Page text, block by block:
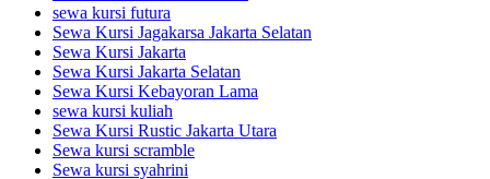
sewa kursi futura
Sewa Kursi Jagakarsa Jakarta Selatan
Sewa Kursi Jakarta
Sewa Kursi Jakarta Selatan
Sewa Kursi Kebayoran Lama
sewa kursi kuliah
Sewa Kursi Rustic Jakarta Utara
Sewa kursi scramble
Sewa kursi syahrini